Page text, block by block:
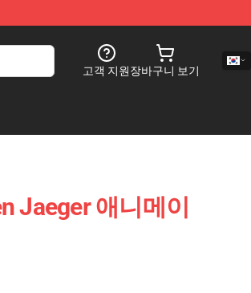
고객 지원장바구니 보기
Jaeger 애니메이